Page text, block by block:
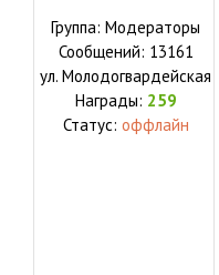
Группа: Модераторы
Сообщений: 13161
ул. Молодогвардейская
Награды: 259
Статус: оффлайн